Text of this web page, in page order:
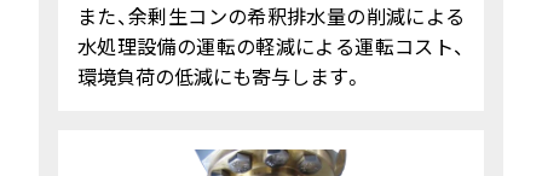
また、余剰生コンの希釈排水量の削減による
水処理設備の運転の軽減による運転コスト、
環境負荷の低減にも寄与します。